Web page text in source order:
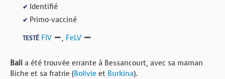
✔ Identifié
✔ Primo-vacciné
TESTÉ FIV , FeLV
Bali a été trouvée errante à Bessancourt, avec sa maman
Biche et sa fratrie (Bolivie et Burkina).